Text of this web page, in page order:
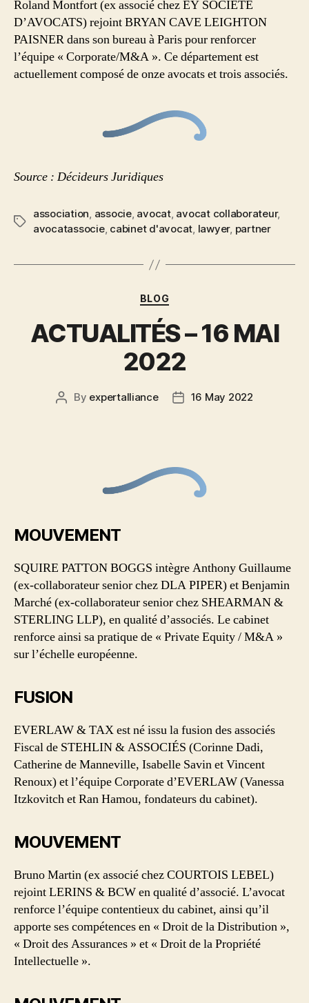
Roland Montfort (ex associé chez EY SOCIÉTÉ
D’AVOCATS) rejoint BRYAN CAVE LEIGHTON
PAISNER dans son bureau à Paris pour renforcer
l’équipe « Corporate/M&A ». Ce département est
actuellement composé de onze avocats et trois associés.
Source : Décideurs Juridiques
association, associe, avocat, avocat collaborateur,
avocatassocie, cabinet d'avocat, lawyer, partner
BLOG
ACTUALITÉS – 16 MAI
2022
By expertalliance 16 May 2022
MOUVEMENT
SQUIRE PATTON BOGGS intègre Anthony Guillaume
(ex-collaborateur senior chez DLA PIPER) et Benjamin
Marché (ex-collaborateur senior chez SHEARMAN &
STERLING LLP), en qualité d’associés. Le cabinet
renforce ainsi sa pratique de « Private Equity / M&A »
sur l’échelle européenne.
FUSION
EVERLAW & TAX est né issu la fusion des associés
Fiscal de STEHLIN & ASSOCIÉS (Corinne Dadi,
Catherine de Manneville, Isabelle Savin et Vincent
Renoux) et l’équipe Corporate d’EVERLAW (Vanessa
Itzkovitch et Ran Hamou, fondateurs du cabinet).
MOUVEMENT
Bruno Martin (ex associé chez COURTOIS LEBEL)
rejoint LERINS & BCW en qualité d’associé. L’avocat
renforce l’équipe contentieux du cabinet, ainsi qu’il
apporte ses compétences en « Droit de la Distribution »,
« Droit des Assurances » et « Droit de la Propriété
Intellectuelle ».